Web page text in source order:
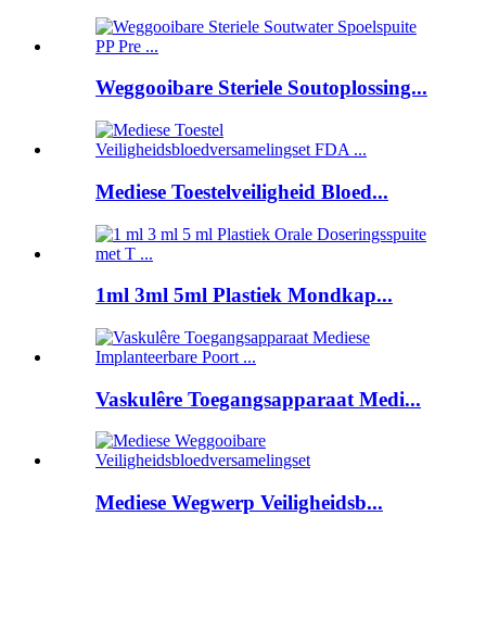
Weggooibare Steriele Soutoplossing...
Mediese Toestelveiligheid Bloed...
1ml 3ml 5ml Plastiek Mondkap...
Vaskulêre Toegangsapparaat Medi...
Mediese Wegwerp Veiligheidsb...